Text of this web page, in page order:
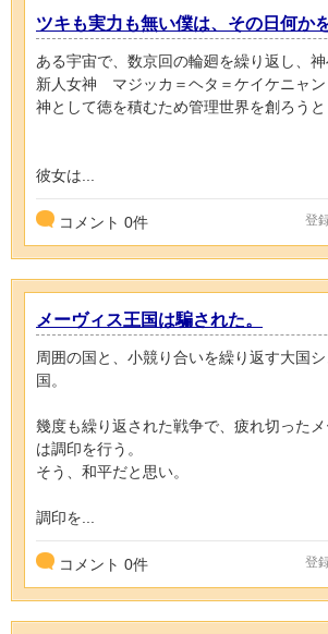
ツキも実力も無い僕は、その日何か
ある宇宙で、数京回の輪廻を繰り返し、神
新人女神 マジッカ＝ヘタ＝ケイケニャン
神として徳を積むため管理世界を創ろうと
彼女は...
コメント 0件 登
メーヴィス王国は騙された。
周囲の国と、小競り合いを繰り返す大国
国。
幾度も繰り返された戦争で、疲れ切った
は調印を行う。
そう、和平だと思い。
調印を...
コメント 0件 登